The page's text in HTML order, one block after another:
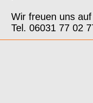
Wir freuen uns
Tel. 06031 77 02